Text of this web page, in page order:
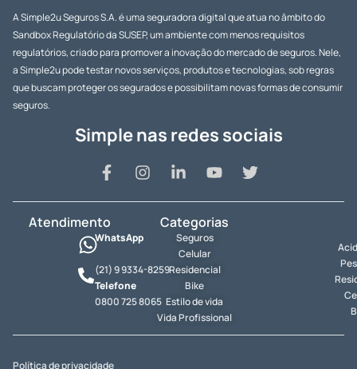
A Simple2u Seguros S.A. é uma seguradora digital que atua no âmbito do
Sandbox Regulatório da SUSEP, um ambiente com menos requisitos
regulatórios, criado para promover a inovação do mercado de seguros. Nele,
a Simple2u pode testar novos serviços, produtos e tecnologias, sob regras
que buscam proteger os segurados e possibilitam novas formas de consumir
seguros.
Simple nas redes sociais
Atendimento
WhatsApp
(21) 9 9334-8259
Telefone
0800 725 8065
Categorias
Seguros
Celular
Residencial
Bike
Estilo de vida
Vida Profissional
Política de privacidade